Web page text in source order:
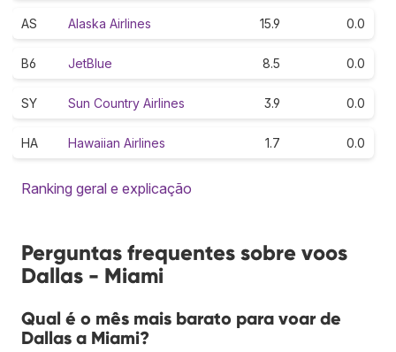
AS Alaska Airlines 15.9 0.0
B6 JetBlue 8.5 0.0
SY Sun Country Airlines 3.9 0.0
HA Hawaiian Airlines 1.7 0.0
Ranking geral e explicação
Perguntas frequentes sobre voos
Dallas - Miami
Qual é o mês mais barato para voar de
Dallas a Miami?